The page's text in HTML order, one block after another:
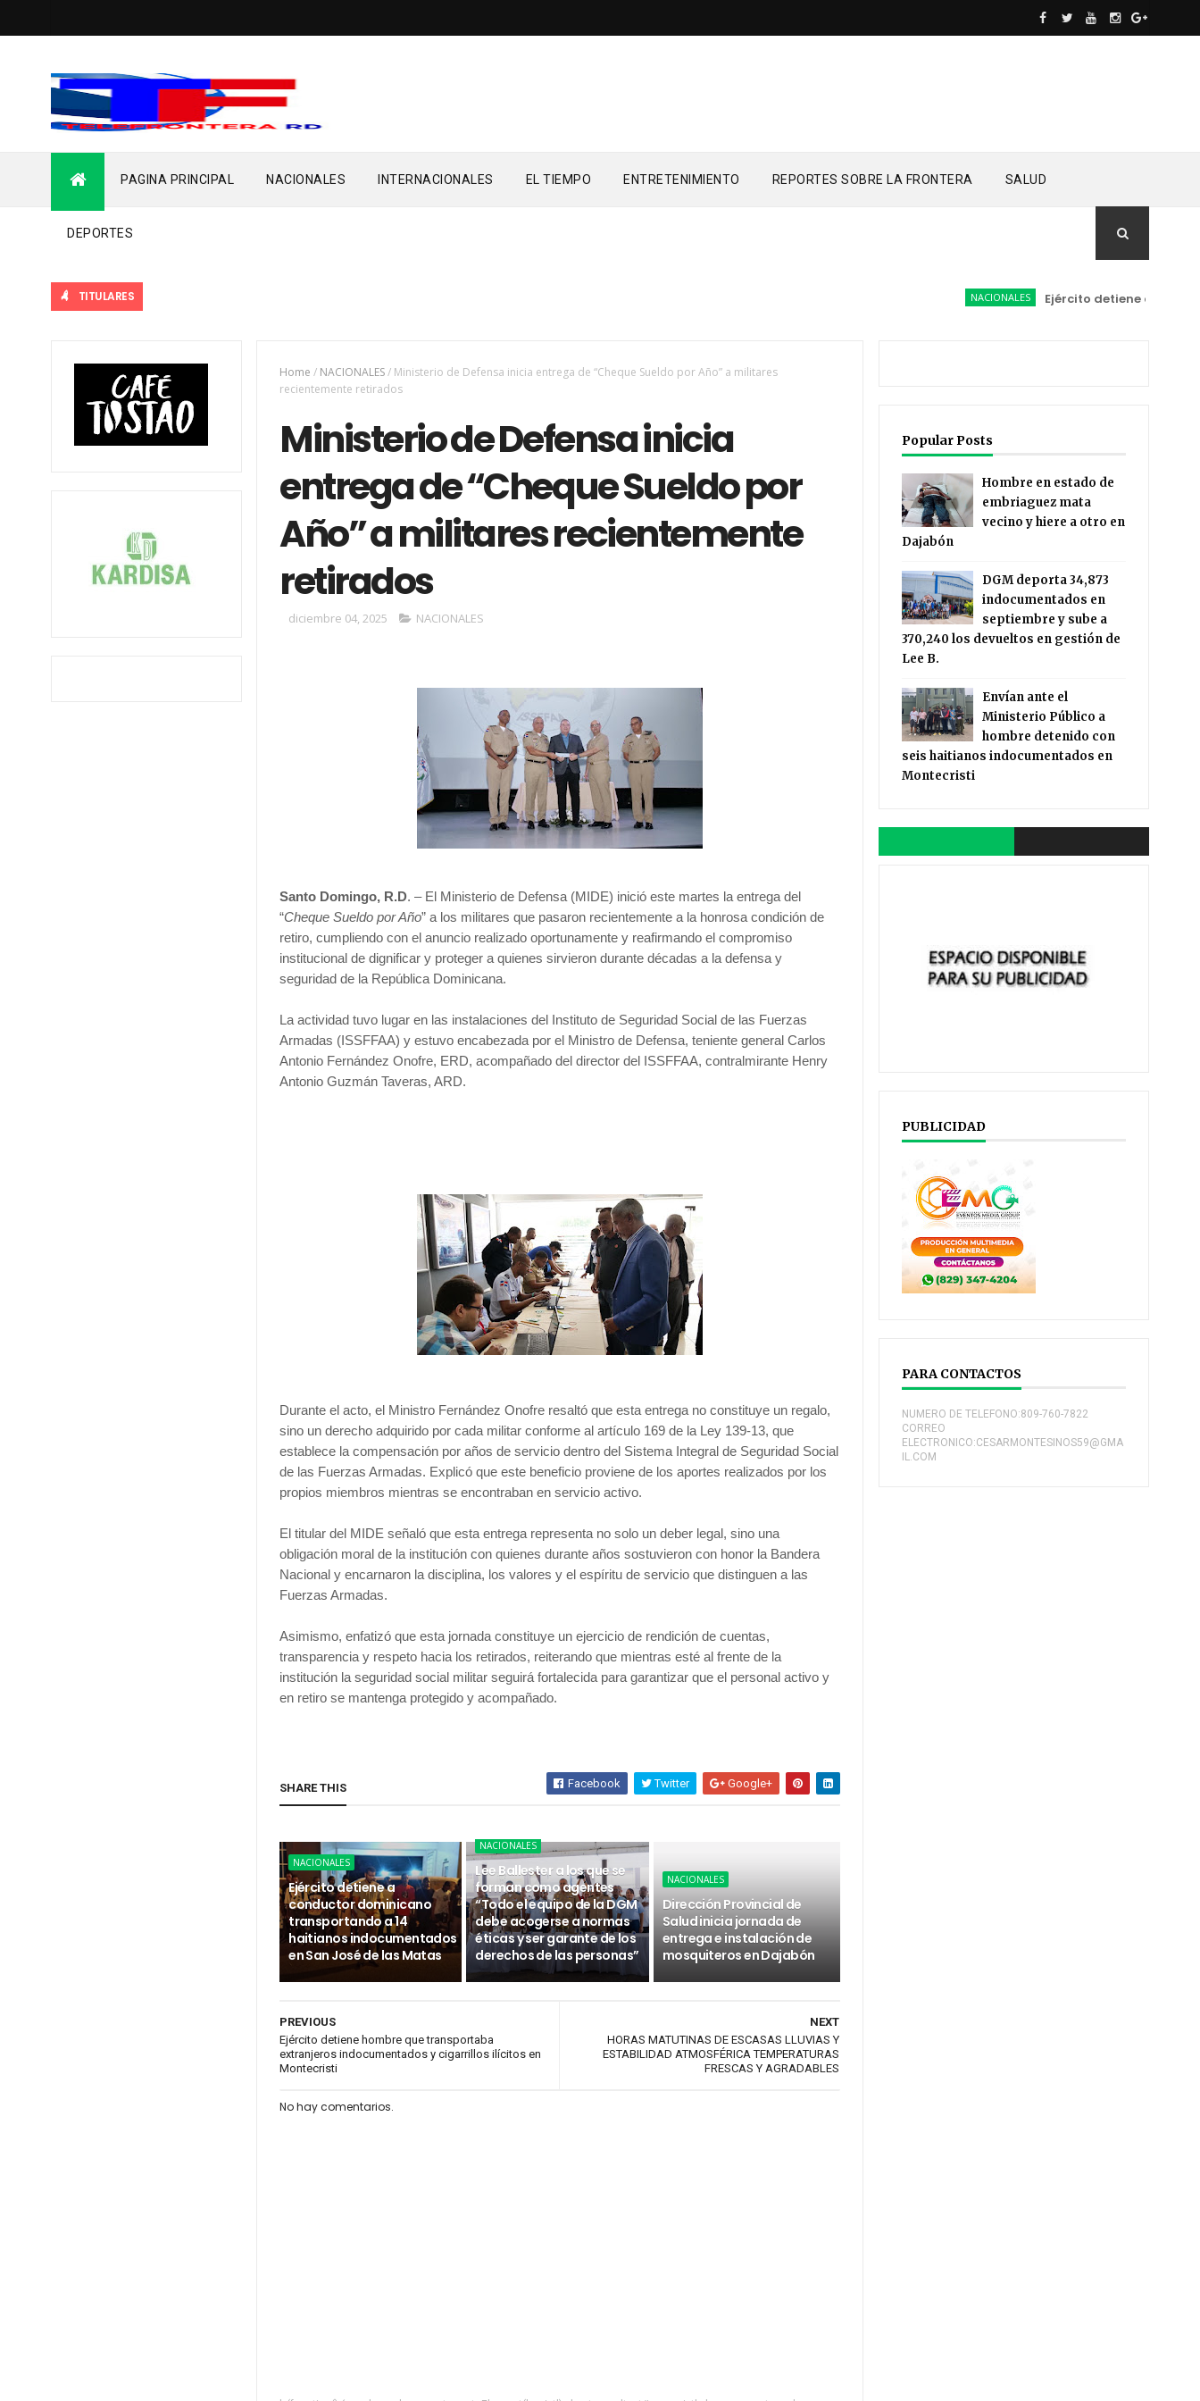
PAGINA PRINCIPAL NACIONALES INTERNACIONALES EL TIEMPO ENTRETENIMIENTO REPORTES SOBRE LA FRONTERA SALUD
DEPORTES
TITULARES NACIONALES Ejército detiene a conductor
Home / NACIONALES/ Ministerio de Defensa inicia entrega de “Cheque Sueldo por Año” a militares
recientemente retirados
Ministerio de Defensa inicia
entrega de “Cheque Sueldo por
Año” a militares recientemente
retirados
diciembre 04, 2025 NACIONALES
Santo Domingo, R.D. – El Ministerio de Defensa (MIDE) inició este martes la entrega del
“Cheque Sueldo por Año” a los militares que pasaron recientemente a la honrosa condición de
retiro, cumpliendo con el anuncio realizado oportunamente y reafirmando el compromiso
institucional de dignificar y proteger a quienes sirvieron durante décadas a la defensa y
seguridad de la República Dominicana.
La actividad tuvo lugar en las instalaciones del Instituto de Seguridad Social de las Fuerzas
Armadas (ISSFFAA) y estuvo encabezada por el Ministro de Defensa, teniente general Carlos
Antonio Fernández Onofre, ERD, acompañado del director del ISSFFAA, contralmirante Henry
Antonio Guzmán Taveras, ARD.
Durante el acto, el Ministro Fernández Onofre resaltó que esta entrega no constituye un regalo,
sino un derecho adquirido por cada militar conforme al artículo 169 de la Ley 139-13, que
establece la compensación por años de servicio dentro del Sistema Integral de Seguridad Social
de las Fuerzas Armadas. Explicó que este beneficio proviene de los aportes realizados por los
propios miembros mientras se encontraban en servicio activo.
El titular del MIDE señaló que esta entrega representa no solo un deber legal, sino una
obligación moral de la institución con quienes durante años sostuvieron con honor la Bandera
Nacional y encarnaron la disciplina, los valores y el espíritu de servicio que distinguen a las
Fuerzas Armadas.
Asimismo, enfatizó que esta jornada constituye un ejercicio de rendición de cuentas,
transparencia y respeto hacia los retirados, reiterando que mientras esté al frente de la
institución la seguridad social militar seguirá fortalecida para garantizar que el personal activo y
en retiro se mantenga protegido y acompañado.
SHARE THIS Facebook Twitter Google+
NACIONALES
Ejército detiene a
conductor dominicano
transportando a 14
haitianos indocumentados
en San José de las Matas
NACIONALES
Lee Ballester a los que se
forman como agentes
“Todo el equipo de la DGM
debe acogerse a normas
éticas y ser garante de los
derechos de las personas”
NACIONALES
Dirección Provincial de
Salud inicia jornada de
entrega e instalación de
mosquiteros en Dajabón
NEXT
HORAS MATUTINAS DE ESCASAS LLUVIAS Y
ESTABILIDAD ATMOSFÉRICA TEMPERATURAS
FRESCAS Y AGRADABLES
PREVIOUS
Ejército detiene hombre que transportaba
extranjeros indocumentados y cigarrillos ilícitos en
Montecristi
No hay comentarios.
Popular Posts
Hombre en estado de
embriaguez mata
vecino y hiere a otro en
Dajabón
DGM deporta 34,873
indocumentados en
septiembre y sube a
370,240 los devueltos en gestión de
Lee B.
Envían ante el
Ministerio Público a
hombre detenido con
seis haitianos indocumentados en
Montecristi
PUBLICIDAD
PARA CONTACTOS
NUMERO DE TELEFONO:809-760-7822
CORREO
ELECTRONICO:CESARMONTESINOS59@GMA
IL.COM